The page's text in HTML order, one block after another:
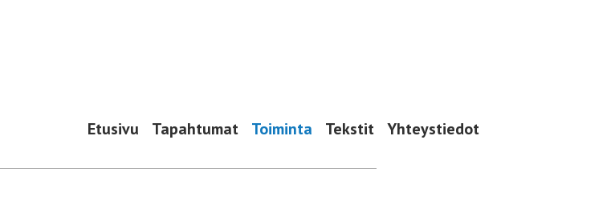
Etusivu Tapahtumat Toiminta Tekstit Yhteystiedot